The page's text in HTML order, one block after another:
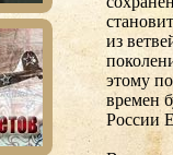
из
этому
времен
России